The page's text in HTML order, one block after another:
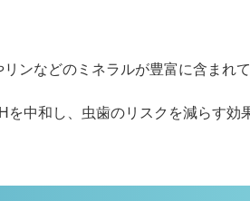
ンなどのミネラルが豊富に含まれ
を中和し、虫歯のリスクを減らす